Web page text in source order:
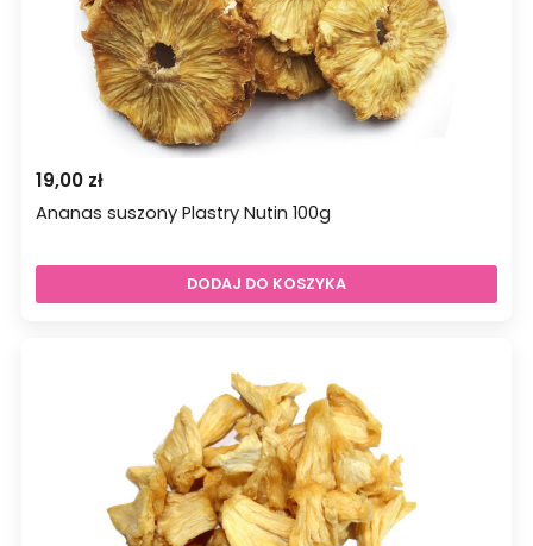
19,00 zł
Ananas suszony Plastry Nutin 100g
DODAJ DO KOSZYKA